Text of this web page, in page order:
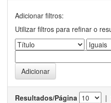
Adicionar filtros:
Utilizar filtros para refinar o
Resultados/Página |